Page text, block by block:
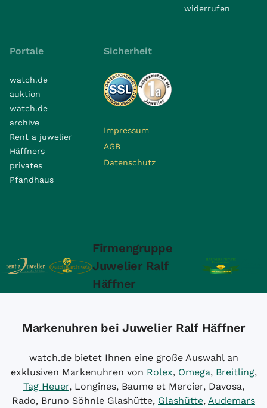
widerrufen
Portale
watch.de
auktion
watch.de
archive
Rent a juwelier
Häffners
privates
Pfandhaus
Sicherheit
Impressum
AGB
Datenschutz
Firmengruppe
Juwelier Ralf
Häffner
Markenuhren bei Juwelier Ralf Häffner
watch.de bietet Ihnen eine große Auswahl an
exklusiven Markenuhren von Rolex, Omega, Breitling,
Tag Heuer, Longines, Baume et Mercier, Davosa,
Rado, Bruno Söhnle Glashütte, Glashütte, Audemars